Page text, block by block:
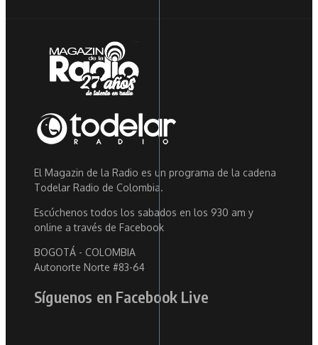
El Magazin de la Radio es un programa de la cadena
Todelar Radio de Colombia.
Escúchenos todos los sabados en los 930 am y
online a través de Facebook
BOGOTÁ - COLOMBIA
Autonorte Norte #83-64
Síguenos en Facebook Live